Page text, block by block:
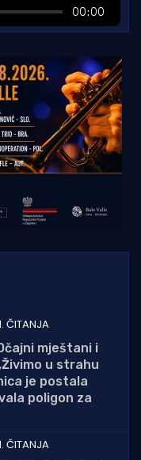
ČITANJA
mještani i
u strahu
je postala
poligon za
ČITANJA